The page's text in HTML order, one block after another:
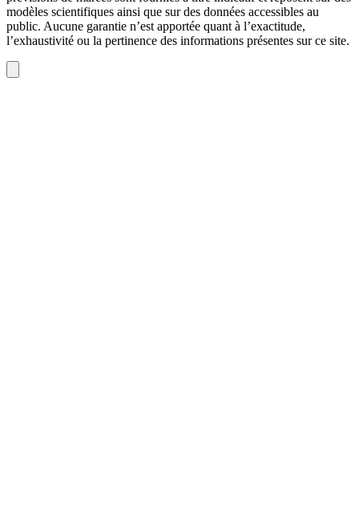
modèles scientifiques ainsi que sur des données accessibles au
public. Aucune garantie n’est apportée quant à l’exactitude,
l’exhaustivité ou la pertinence des informations présentes sur ce site.